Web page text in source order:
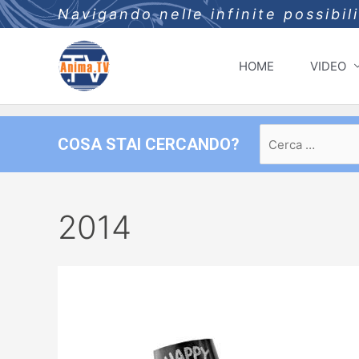
Navigando nelle infinite
HOME VIDEO
COSA STAI CERCANDO?
per:
2014